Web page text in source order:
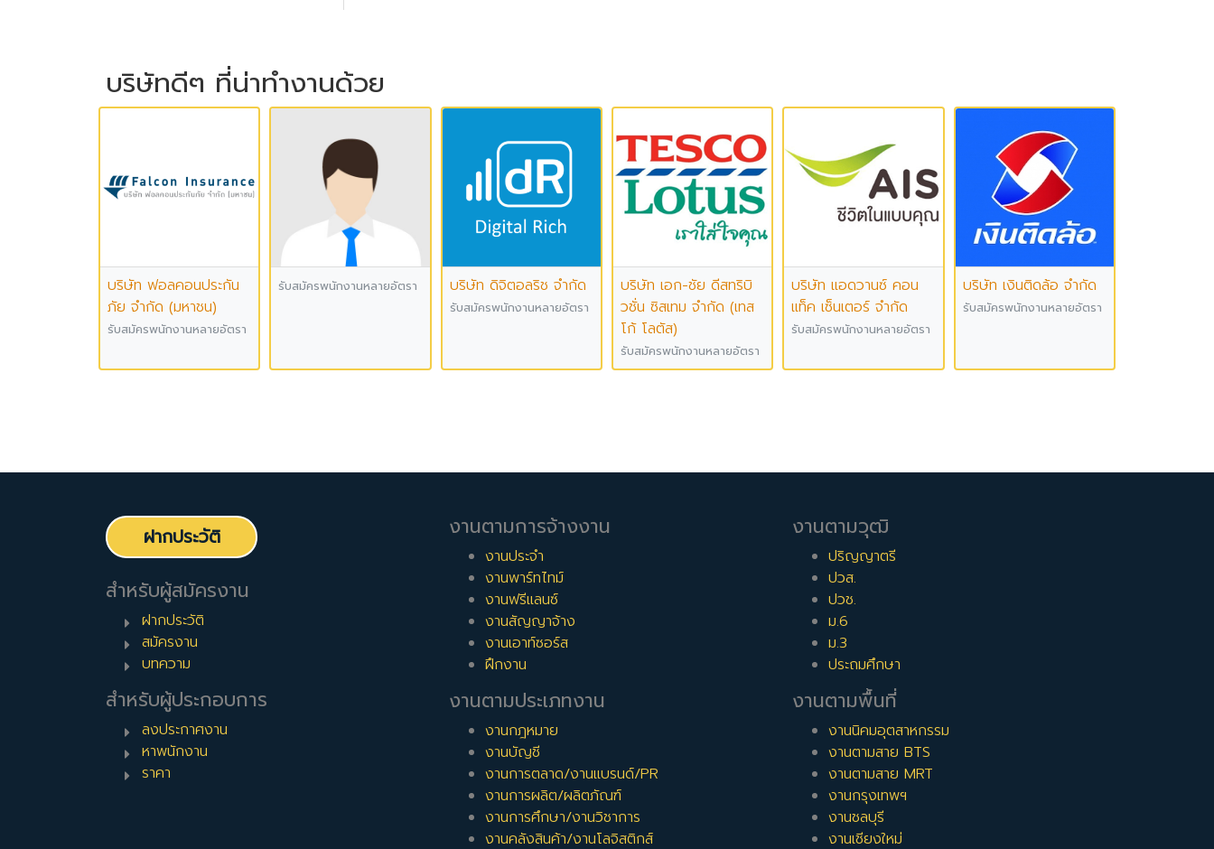
บริษัทดีๆ ที่น่าทำงานด้วย
บริษัท ฟอลคอนประกัน
ภัย จำกัด (มหาชน)
รับสมัครพนักงานหลายอัตรา
รับสมัครพนักงานหลายอัตรา บริษัท ดิจิตอลริช จำกัด
รับสมัครพนักงานหลายอัตรา
บริษัท เอก-ชัย ดีสทริบิ
วชั่น ซิสเทม จำกัด (เทส
โก้ โลตัส)
รับสมัครพนักงานหลายอัตรา
บริษัท แอดวานซ์ คอน
แท็ค เซ็นเตอร์ จำกัด
รับสมัครพนักงานหลายอัตรา
บริษัท เงินติดล้อ จำกัด
รับสมัครพนักงานหลายอัตรา
ฝากประวัติ
สำหรับผู้สมัครงาน
ฝากประวัติ
สมัครงาน
บทความ
สำหรับผู้ประกอบการ
ลงประกาศงาน
หาพนักงาน
ราคา
งานตามการจ้างงาน
งานประจำ
งานพาร์ทไทม์
งานฟรีแลนซ์
งานสัญญาจ้าง
งานเอาท์ซอร์ส
ฝึกงาน
งานตามประเภทงาน
งานกฎหมาย
งานบัญชี
งานการตลาด/งานแบรนด์/PR
งานการผลิต/ผลิตภัณฑ์
งานการศึกษา/งานวิชาการ
งานคลังสินค้า/งานโลจิสติกส์
งานตามวุฒิ
ปริญญาตรี
ปวส.
ปวช.
ม.6
ม.3
ประถมศึกษา
งานตามพื้นที่
งานนิคมอุตสาหกรรม
งานตามสาย BTS
งานตามสาย MRT
งานกรุงเทพฯ
งานชลบุรี
งานเชียงใหม่